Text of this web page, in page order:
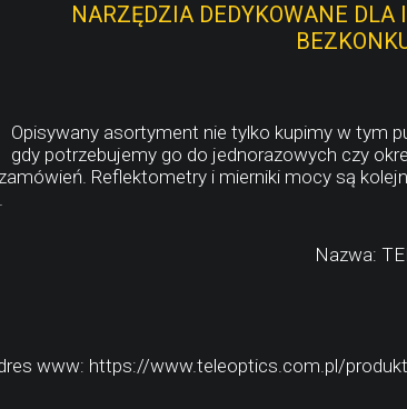
NARZĘDZIA DEDYKOWANE DLA
Opisywany asortyment nie tylko kupimy w tym
gdy potrzebujemy go do jednorazowych czy
Reflektometry i mierniki mocy są
Nazwa:
www: https://www.teleoptics.com.pl/